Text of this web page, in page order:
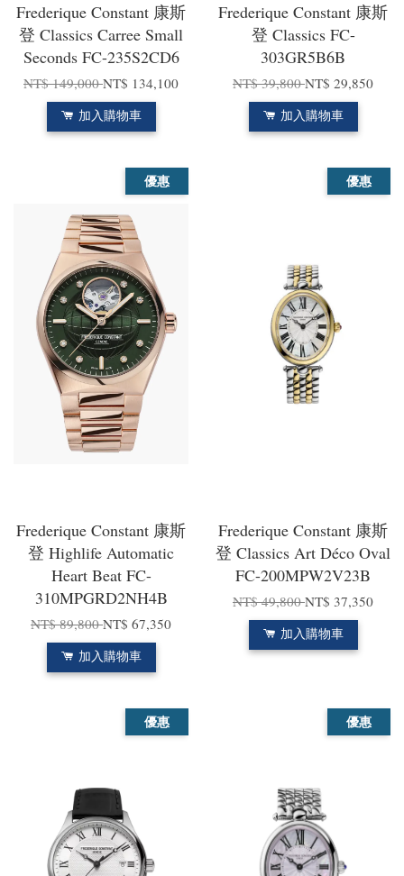
Frederique Constant 康斯
登 Classics Carree Small
Seconds FC-235S2CD6
NT$ 149,000NT$ 134,100
加入購物車
Frederique Constant 康斯
登 Classics FC-
303GR5B6B
NT$ 39,800NT$ 29,850
加入購物車
優惠
Frederique Constant 康斯
登 Highlife Automatic
Heart Beat FC-
310MPGRD2NH4B
NT$ 89,800NT$ 67,350
加入購物車
優惠
Frederique Constant 康斯
登 Classics Art Déco Oval
FC-200MPW2V23B
NT$ 49,800NT$ 37,350
加入購物車
優惠 優惠